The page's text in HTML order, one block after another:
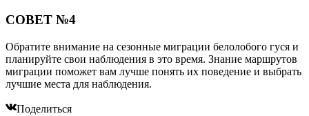
СОВЕТ №4
Обратите внимание на сезонные миграции белолобого гуся и
планируйте свои наблюдения в это время. Знание маршрутов
миграции поможет вам лучше понять их поведение и выбрать
лучшие места для наблюдения.
Поделиться